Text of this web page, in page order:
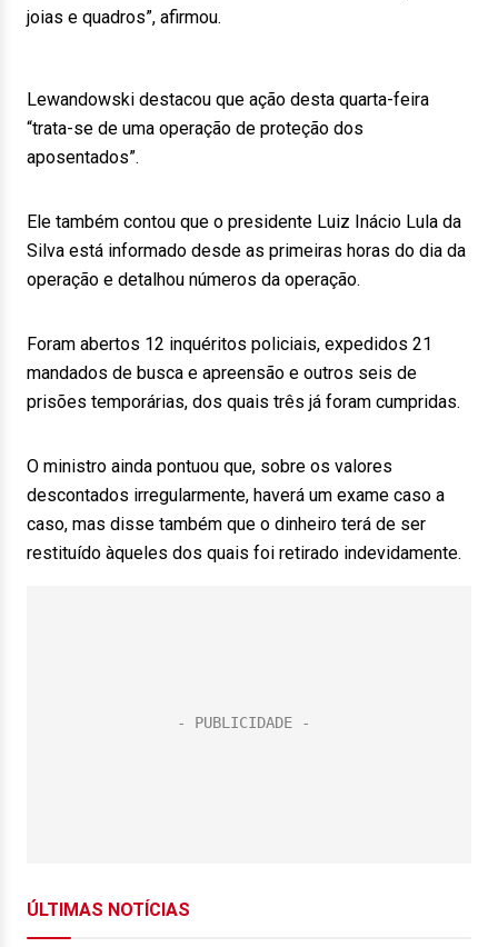
joias e quadros”, afirmou.
Lewandowski destacou que ação desta quarta-feira
“trata-se de uma operação de proteção dos
aposentados”.
Ele também contou que o presidente Luiz Inácio Lula da
Silva está informado desde as primeiras horas do dia da
operação e detalhou números da operação.
Foram abertos 12 inquéritos policiais, expedidos 21
mandados de busca e apreensão e outros seis de
prisões temporárias, dos quais três já foram cumpridas.
O ministro ainda pontuou que, sobre os valores
descontados irregularmente, haverá um exame caso a
caso, mas disse também que o dinheiro terá de ser
restituído àqueles dos quais foi retirado indevidamente.